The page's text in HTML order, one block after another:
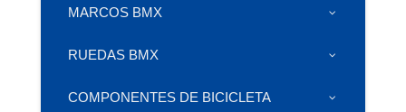
MARCOS BMX
RUEDAS BMX
COMPONENTES DE BICICLETA